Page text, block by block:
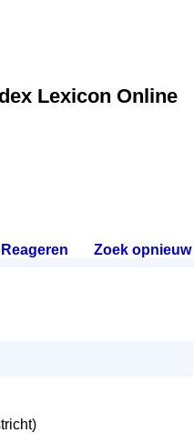
Lexicon Online
Reageren Zoek opnieuw.